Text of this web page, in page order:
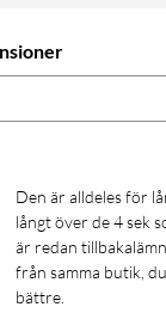
Den är alldeles för långsam att visa rätt temp,
långt över de 4 sek
är redan
från samma butik,
bättre.